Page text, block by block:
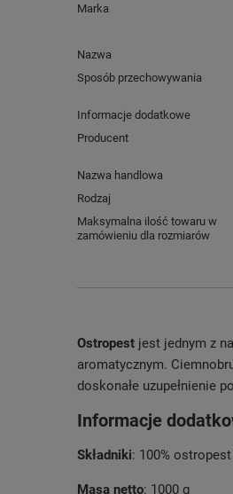
Marka
Nazwa
Sposób przechowywania
Informacje dodatkowe
Producent
Nazwa handlowa
Rodzaj
Maksymalna ilość towaru w
zamówieniu dla rozmiarów
Ostropest jest jednym z
aromatycznym.
doskonałe uzupełnienie
Informacje
Składniki: 100%
Masa netto: 1000 g